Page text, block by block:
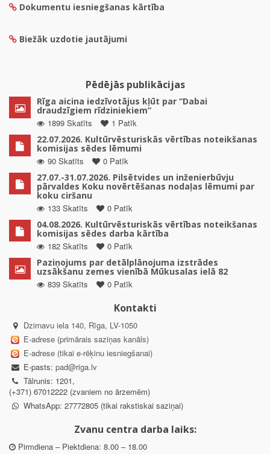
Dokumentu iesniegšanas kārtība
Biežāk uzdotie jautājumi
Pēdējās publikācijas
Rīga aicina iedzīvotājus kļūt par “Dabai
draudzīgiem rīdziniekiem”
1899 Skatīts
1 Patīk
22.07.2026. Kultūrvēsturiskās vērtības noteikšanas
komisijas sēdes lēmumi
90 Skatīts
0 Patīk
27.07.-31.07.2026. Pilsētvides un inženierbūvju
pārvaldes Koku novērtēšanas nodaļas lēmumi par
koku ciršanu
133 Skatīts
0 Patīk
04.08.2026. Kultūrvēsturiskās vērtības noteikšanas
komisijas sēdes darba kārtība
182 Skatīts
0 Patīk
Paziņojums par detālplānojuma izstrādes
uzsākšanu zemes vienībā Mūkusalas ielā 82
839 Skatīts
0 Patīk
Kontakti
Dzirnavu iela 140, Rīga, LV-1050
E-adrese (primārais saziņas kanāls)
E-adrese (tikai e-rēķinu iesniegšanai)
E-pasts: pad@riga.lv
Tālrunis: 1201,
(+371) 67012222 (zvaniem no ārzemēm)
WhatsApp: 27772805 (tikai rakstiskai saziņai)
Zvanu centra darba laiks:
Pirmdiena – Piektdiena: 8.00 – 18.00